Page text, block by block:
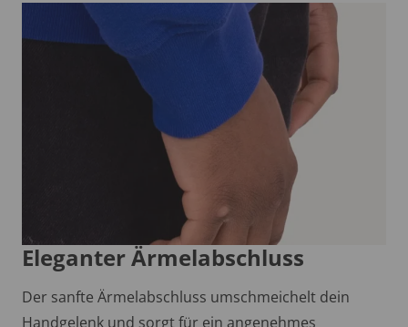
Eleganter Ärmelabschluss
Der sanfte Ärmelabschluss umschmeichelt dein
Handgelenk und sorgt für ein angenehmes